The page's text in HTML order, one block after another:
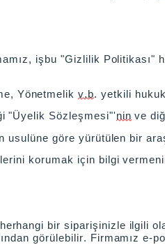
işbu "Gizlilik
Yönetmelikv.b. yetkili
"Üyelik Sözleşmesi"'nin ve
usulüne göre yürütülen bir
korumak için bilgi
bir siparişinizle ilgili
görülebilir. Firmamız e-